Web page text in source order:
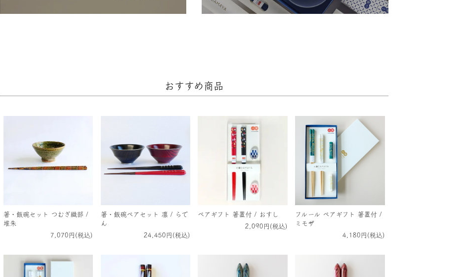
おすすめ商品
箸・飯碗セット つむぎ織部 /
堆朱
7,070円(税込)
箸・飯碗ペアセット 凛 / らで
ん
24,450円(税込)
ペアギフト 箸置付 / おすし
2,090円(税込)
フルール ペアギフト 箸置付 /
ミモザ
4,180円(税込)